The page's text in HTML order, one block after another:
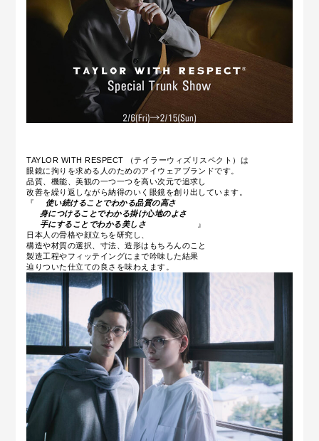
TAYLOR WITH RESPECT （テイラーウィズリスペクト）は
眼鏡に拘りを求める人のためのアイウェアブランドです。
品質、機能、美観の一つ一つを高い次元で追求し
改善を繰り返しながら納得のいく眼鏡を創り出しています。
『
使い続けることでわかる品質の高さ
身につけることでわかる掛け心地のよさ
手にすることでわかる美しさ
』
日本人の骨格や顔立ちを研究し、
構造や材質の選択、寸法、造形はもちろんのこと
製造工程やフィッテイングにまで吟味した結果
辿りついた仕立ての良さを味わえます。